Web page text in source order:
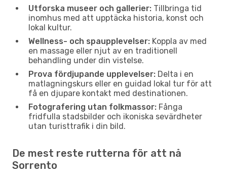
Utforska museer och gallerier: Tillbringa tid
inomhus med att upptäcka historia, konst och
lokal kultur.
Wellness- och spaupplevelser: Koppla av med
en massage eller njut av en traditionell
behandling under din vistelse.
Prova fördjupande upplevelser: Delta i en
matlagningskurs eller en guidad lokal tur för att
få en djupare kontakt med destinationen.
Fotografering utan folkmassor: Fånga
fridfulla stadsbilder och ikoniska sevärdheter
utan turisttrafik i din bild.
De mest reste rutterna för att nå
Sorrento